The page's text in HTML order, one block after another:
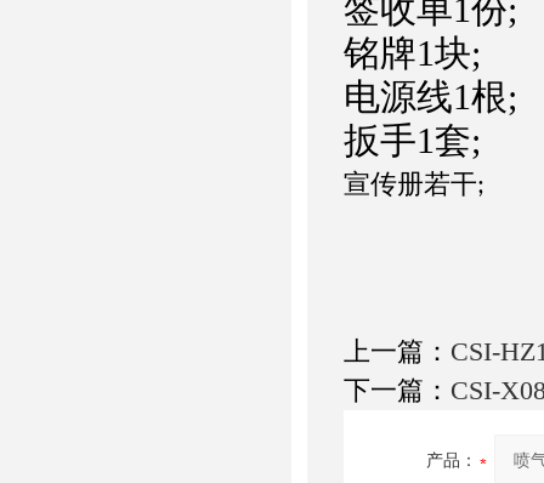
签收单1份;
铭牌1块;
电源线1根;
扳手1套;
宣传册若干;
上一篇： CSI-
下一篇： CSI-
产品：